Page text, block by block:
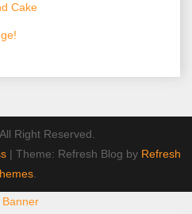
Cake
Right Reserved.
| Theme: Refresh Blog by Refresh